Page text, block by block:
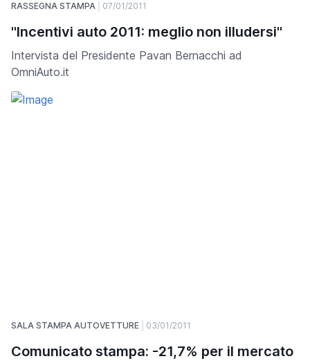
RASSEGNA STAMPA 07/01/2011
"Incentivi auto 2011: meglio non illudersi"
Intervista del Presidente Pavan Bernacchi ad
OmniAuto.it
SALA STAMPA AUTOVETTURE 03/01/2011
Comunicato stampa: -21,7% per il mercato